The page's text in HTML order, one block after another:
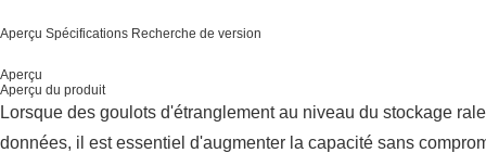
Aperçu Spécifications Recherche de version
Aperçu
Aperçu du produit
Lorsque des goulots d'étranglement au niveau du stockage
données, il est essentiel d'augmenter la capacité sans